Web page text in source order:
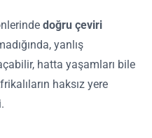
doğru çeviri
yanlış
hatta yaşamları bile
haksız yere